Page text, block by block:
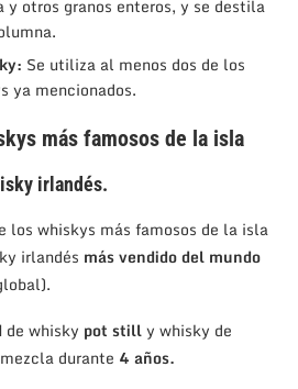
y otros granos enteros, y se destila
Se utiliza al menos dos de los
ya mencionados.
más famosos de la isla
irlandés.
los whiskys más famosos de la isla
irlandés más vendido del mundo
de whisky pot stilly whisky de
durante 4 años.